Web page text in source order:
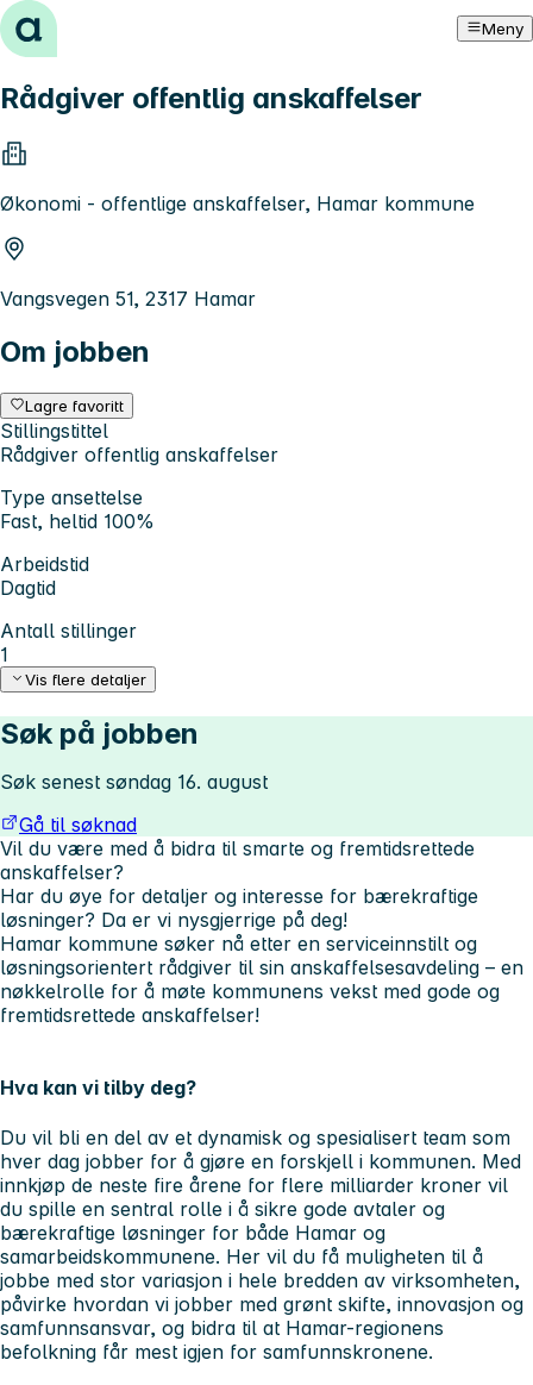
Hopp til innhold Meny
Rådgiver offentlig anskaffelser
Økonomi - offentlige anskaffelser, Hamar kommune
Vangsvegen 51, 2317 Hamar
Om jobben
Lagre favoritt
Stillingstittel
Rådgiver offentlig anskaffelser
Type ansettelse
Fast, heltid 100%
Arbeidstid
Dagtid
Antall stillinger
1
Vis flere detaljer
Søk på jobben
Søk senest søndag 16. august
Gå til søknad
Vil du være med å bidra til smarte og fremtidsrettede
anskaffelser?
Har du øye for detaljer og interesse for bærekraftige
løsninger? Da er vi nysgjerrige på deg!
Hamar kommune søker nå etter en serviceinnstilt og
løsningsorientert rådgiver til sin anskaffelsesavdeling – en
nøkkelrolle for å møte kommunens vekst med gode og
fremtidsrettede anskaffelser!
Hva kan vi tilby deg?
Du vil bli en del av et dynamisk og spesialisert team som
hver dag jobber for å gjøre en forskjell i kommunen. Med
innkjøp de neste fire årene for flere milliarder kroner vil
du spille en sentral rolle i å sikre gode avtaler og
bærekraftige løsninger for både Hamar og
samarbeidskommunene. Her vil du få muligheten til å
jobbe med stor variasjon i hele bredden av virksomheten,
påvirke hvordan vi jobber med grønt skifte, innovasjon og
samfunnsansvar, og bidra til at Hamar-regionens
befolkning får mest igjen for samfunnskronene.